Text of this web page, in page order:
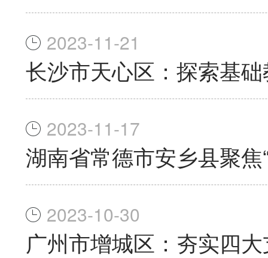
2023-11-21
长沙市天心区：探索基
2023-11-17
湖南省常德市安乡县聚
2023-10-30
广州市增城区：夯实四